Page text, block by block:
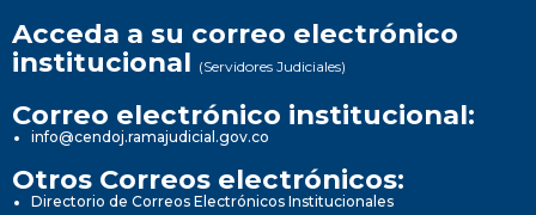
Acceda a su correo electrónico
institucional (Servidores Judiciales)
Correo electrónico institucional:
info@cendoj.ramajudicial.gov.co
Otros Correos electrónicos:
Directorio de Correos Electrónicos Institucionales